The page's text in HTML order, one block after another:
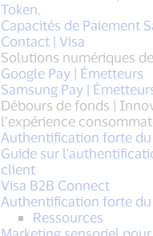
Token.
Capacités de Paiement
Contact | Visa
Solutions numériques
Google Pay | Émetteurs
Samsung Pay |
Débours de fonds |
l’expérience
Authentification forte
Guide sur
client
Visa B2B Connect
Authentification forte
Ressources
Marketing sensoriel